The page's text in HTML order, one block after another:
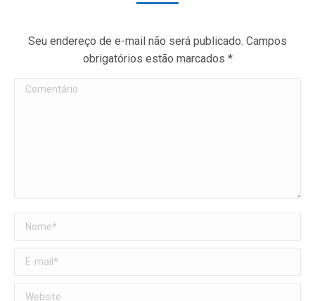
Seu endereço de e-mail não será publicado. Campos
obrigatórios estão marcados *
Comentário
Nome *
E-mail *
Website